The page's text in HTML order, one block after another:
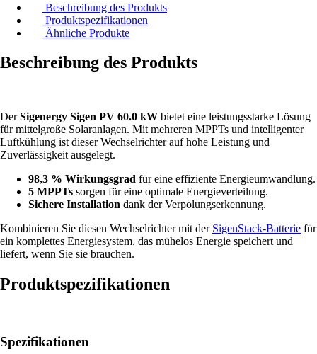
Beschreibung des Produkts
Produktspezifikationen
Ähnliche Produkte
Beschreibung des Produkts
DerSigenergy Sigen PV 60.0 kW bietet eine leistungsstarke Lösung
für mittelgroße Solaranlagen. Mit mehreren MPPTs und intelligenter
Luftkühlung ist dieser Wechselrichter auf hohe Leistung und
Zuverlässigkeit ausgelegt.
98,3 % Wirkungsgrad für eine effiziente Energieumwandlung.
5 MPPTs sorgen für eine optimale Energieverteilung.
Sichere Installation dank der Verpolungserkennung.
Kombinieren Sie diesen Wechselrichter mit der SigenStack-Batterie für
ein komplettes Energiesystem, das mühelos Energie speichert und
liefert, wenn Sie sie brauchen.
Produktspezifikationen
Spezifikationen